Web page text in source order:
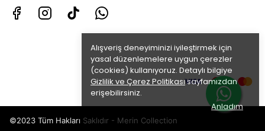
Alışveriş deneyiminizi iyileştirmek için
yasal düzenlemelere uygun çerezler
(cookies) kullanıyoruz. Detaylı bilgiye
Gizlilik ve Çerez Politikasısayfamızdan
erişebilirsiniz.
Anladım
©2023 Tüm Hakları Saklıdır - Merin Collection